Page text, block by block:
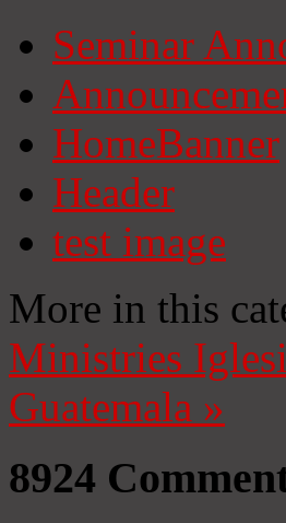
Seminar
HomeBanner
Header
test image
More in this
Ministries
Guatemala »
8924